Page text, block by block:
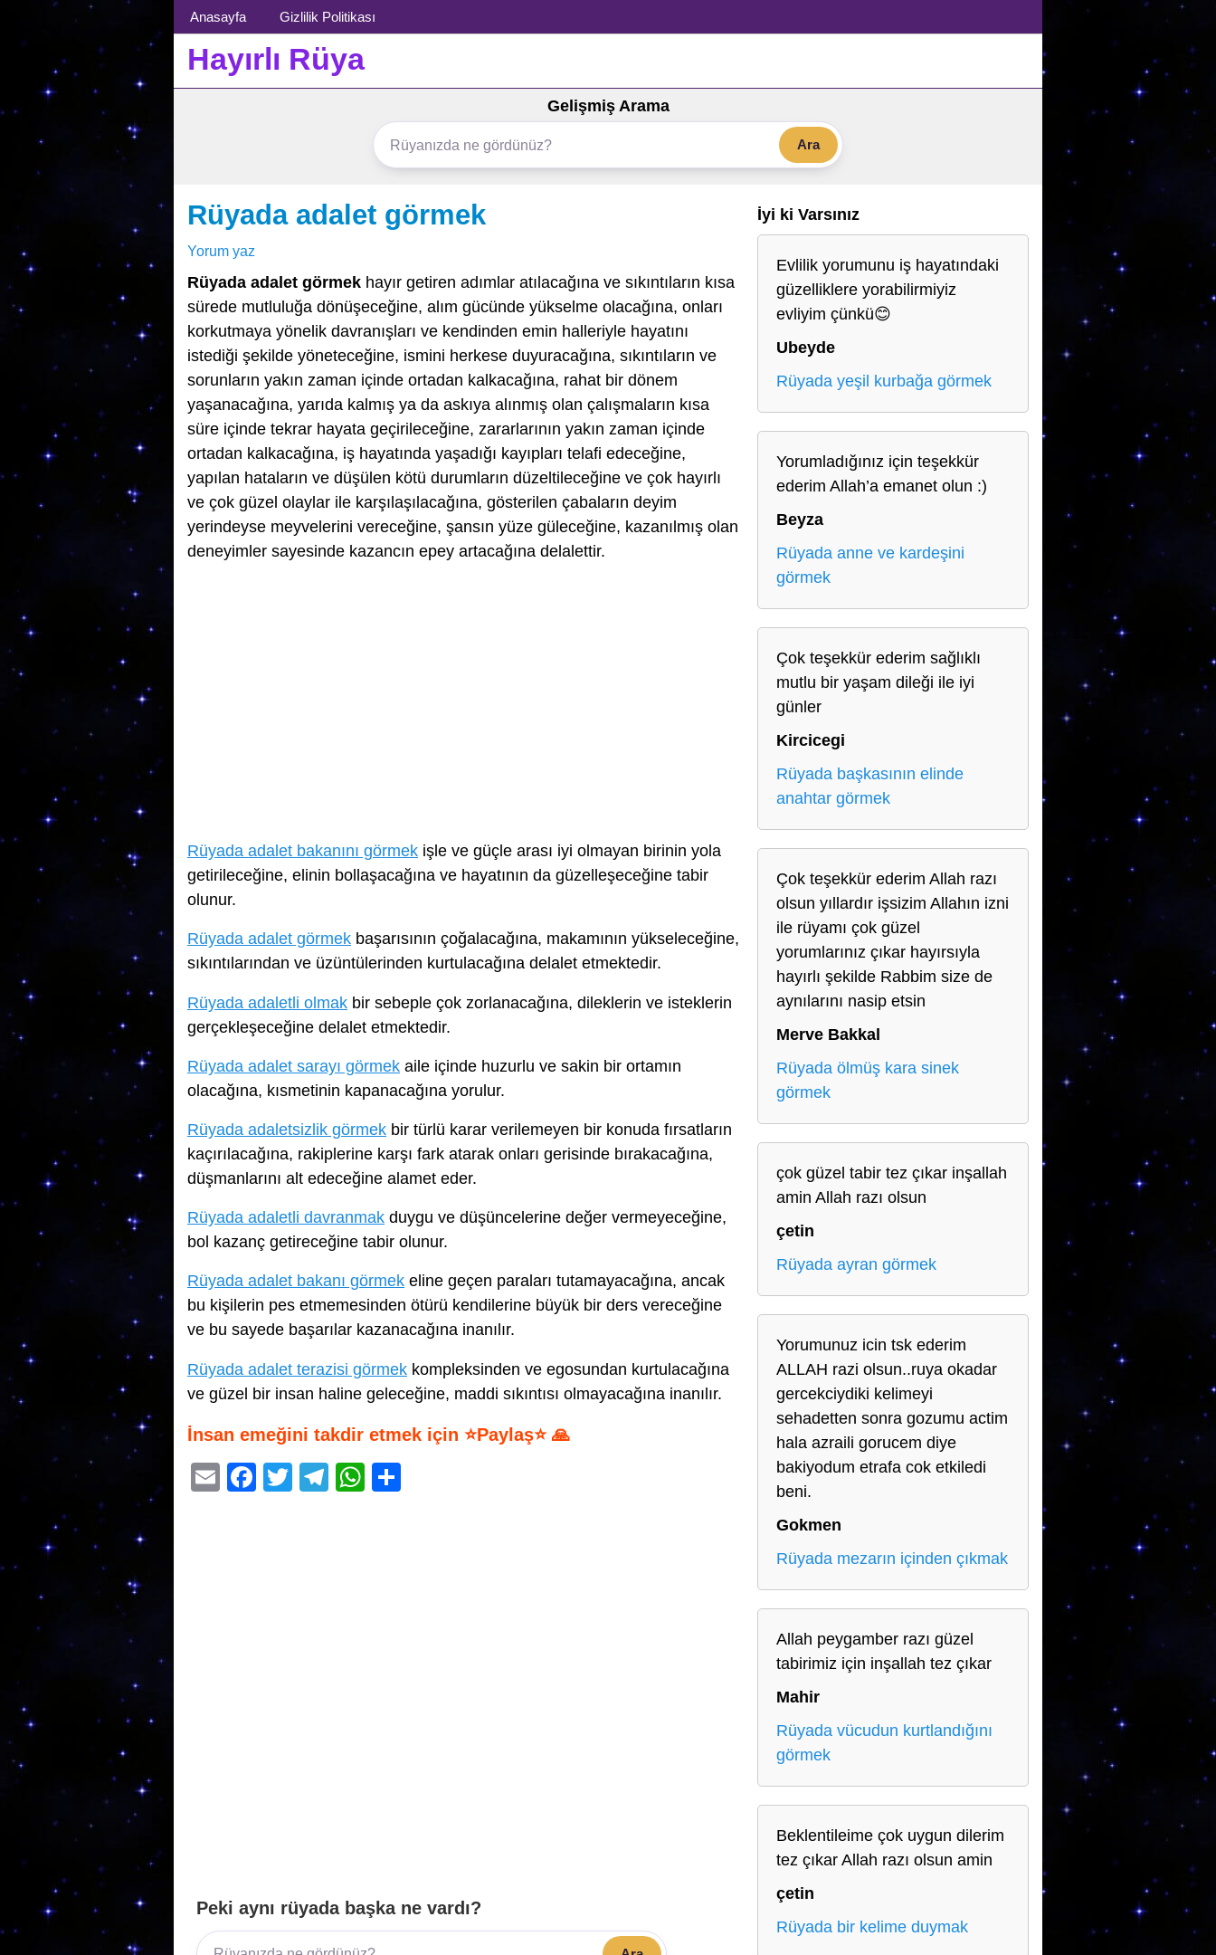
Menü
Anasayfa Gizlilik Politikası
Hayırlı Rüya
Gelişmiş Arama
Ara
Rüyada adalet görmek
Yorum yaz
Rüyada adalet görmek hayır getiren adımlar atılacağına ve sıkıntıların kısa
sürede mutluluğa dönüşeceğine, alım gücünde yükselme olacağına, onları
korkutmaya yönelik davranışları ve kendinden emin halleriyle hayatını
istediği şekilde yöneteceğine, ismini herkese duyuracağına, sıkıntıların ve
sorunların yakın zaman içinde ortadan kalkacağına, rahat bir dönem
yaşanacağına, yarıda kalmış ya da askıya alınmış olan çalışmaların kısa
süre içinde tekrar hayata geçirileceğine, zararlarının yakın zaman içinde
ortadan kalkacağına, iş hayatında yaşadığı kayıpları telafi edeceğine,
yapılan hataların ve düşülen kötü durumların düzeltileceğine ve çok hayırlı
ve çok güzel olaylar ile karşılaşılacağına, gösterilen çabaların deyim
yerindeyse meyvelerini vereceğine, şansın yüze güleceğine, kazanılmış olan
deneyimler sayesinde kazancın epey artacağına delalettir.
Rüyada adalet bakanını görmek işle ve güçle arası iyi olmayan birinin yola
getirileceğine, elinin bollaşacağına ve hayatının da güzelleşeceğine tabir
olunur.
Rüyada adalet görmek başarısının çoğalacağına, makamının yükseleceğine,
sıkıntılarından ve üzüntülerinden kurtulacağına delalet etmektedir.
Rüyada adaletli olmak bir sebeple çok zorlanacağına, dileklerin ve isteklerin
gerçekleşeceğine delalet etmektedir.
Rüyada adalet sarayı görmek aile içinde huzurlu ve sakin bir ortamın
olacağına, kısmetinin kapanacağına yorulur.
Rüyada adaletsizlik görmek bir türlü karar verilemeyen bir konuda fırsatların
kaçırılacağına, rakiplerine karşı fark atarak onları gerisinde bırakacağına,
düşmanlarını alt edeceğine alamet eder.
Rüyada adaletli davranmak duygu ve düşüncelerine değer vermeyeceğine,
bol kazanç getireceğine tabir olunur.
Rüyada adalet bakanı görmek eline geçen paraları tutamayacağına, ancak
bu kişilerin pes etmemesinden ötürü kendilerine büyük bir ders vereceğine
ve bu sayede başarılar kazanacağına inanılır.
Rüyada adalet terazisi görmek kompleksinden ve egosundan kurtulacağına
ve güzel bir insan haline geleceğine, maddi sıkıntısı olmayacağına inanılır.
İnsan emeğini takdir etmek için ⭐Paylaş⭐ 🙏
E
F
T
T
W
Peki aynı rüyada başka ne vardı?
İyi ki Varsınız
Evlilik yorumunu iş hayatındaki
güzelliklere yorabilirmiyiz
evliyim çünkü😊
Ubeyde
Rüyada yeşil kurbağa görmek
Yorumladığınız için teşekkür
ederim Allah’a emanet olun :)
Beyza
Rüyada anne ve kardeşini
görmek
Çok teşekkür ederim sağlıklı
mutlu bir yaşam dileği ile iyi
günler
Kircicegi
Rüyada başkasının elinde
anahtar görmek
Çok teşekkür ederim Allah razı
olsun yıllardır işsizim Allahın izni
ile rüyamı çok güzel
yorumlarınız çıkar hayırsıyla
hayırlı şekilde Rabbim size de
aynılarını nasip etsin
Merve Bakkal
Rüyada ölmüş kara sinek
görmek
çok güzel tabir tez çıkar inşallah
amin Allah razı olsun
çetin
Rüyada ayran görmek
Yorumunuz icin tsk ederim
ALLAH razi olsun..ruya okadar
gercekciydiki kelimeyi
sehadetten sonra gozumu actim
hala azraili gorucem diye
bakiyodum etrafa cok etkiledi
beni.
Gokmen
Rüyada mezarın içinden çıkmak
Allah peygamber razı güzel
tabirimiz için inşallah tez çıkar
Mahir
Rüyada vücudun kurtlandığını
görmek
Beklentileime çok uygun dilerim
tez çıkar Allah razı olsun amin
çetin
Rüyada bir kelime duymak